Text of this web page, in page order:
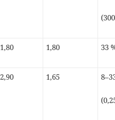
1,80 1,80 33
2,90 1,65